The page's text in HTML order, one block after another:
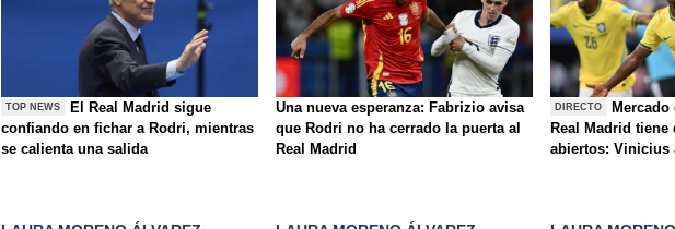
TOP NEWS
El Real Madrid sigue
confiando en fichar a Rodri, mientras
se calienta una salida
Una nueva esperanza: Fabrizio avisa
que Rodri no ha cerrado la puerta al
Real Madrid
DIRECTO
Mercado
Real Madrid tiene
abiertos: Vinicius